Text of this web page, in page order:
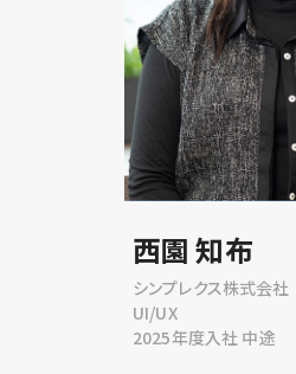
西園 知布
シンプレクス株式会社
UI/UX
2025年度入社 中途